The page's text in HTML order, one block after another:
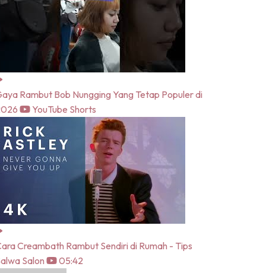
Rambut Bob Nungging Yang Tetap Populer di
YouTube Shorts
Creambath Rambut Sendiri di Rumah - Tips
Salon
05:42